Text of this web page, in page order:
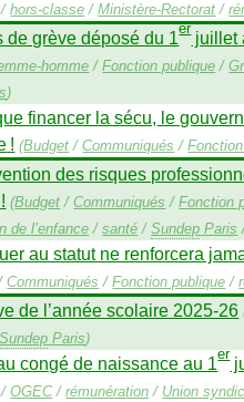
hors-classe /Ministère-Rectorat /
de grève déposé du 1erjuillet
homme /Fonction publique /
)
financer la sécu, le
! (Budget /Communiqués /
des risques
! (Budget /Communiqués /Fonction
de l’enfance /santé /Sundep Paris
au statut ne renforcera
Communiqués /Fonction publique /
de l’année scolaire 2025-26
Sundep Paris)
congé de naissance au 1er
OGEC /rémunération / Union